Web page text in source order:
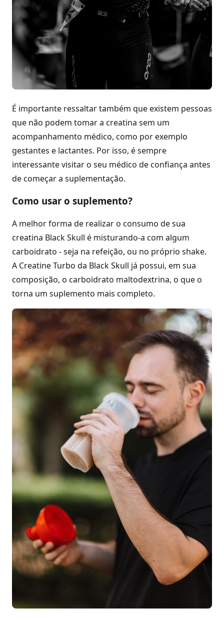
É importante ressaltar também que existem pessoas
que não podem tomar a creatina sem um
acompanhamento médico, como por exemplo
gestantes e lactantes. Por isso, é sempre
interessante visitar o seu médico de confiança antes
de começar a suplementação.
Como usar o suplemento?
A melhor forma de realizar o consumo de sua
creatina Black Skull é misturando-a com algum
carboidrato - seja na refeição, ou no próprio shake.
A Creatine Turbo da Black Skull já possui, em sua
composição, o carboidrato maltodextrina, o que o
torna um suplemento mais completo.